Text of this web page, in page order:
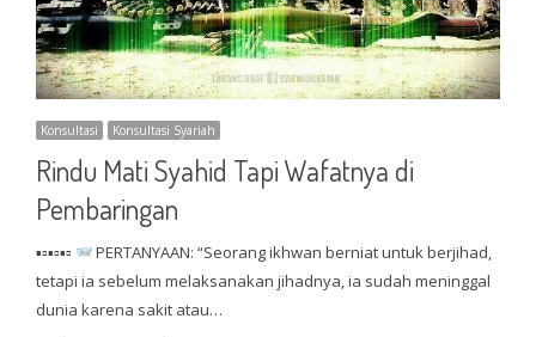
Konsultasi Konsultasi Syariah
Rindu Mati Syahid Tapi Wafatnya di
Pembaringan
▪▫▪▫▪▫
PERTANYAAN: “Seorang ikhwan berniat untuk berjihad,
tetapi ia sebelum melaksanakan jihadnya, ia sudah meninggal
dunia karena sakit atau…